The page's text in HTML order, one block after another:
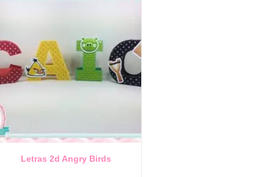
Letras 2d Angry Birds